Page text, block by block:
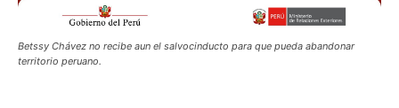
Betssy Chávez no recibe aun el salvocinducto para que pueda abandonar
territorio peruano.